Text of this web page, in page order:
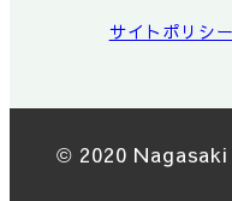
サイトポリシ
© 2020